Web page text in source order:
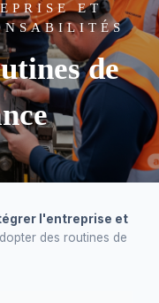
ET
de
l'entreprise et
des routines de